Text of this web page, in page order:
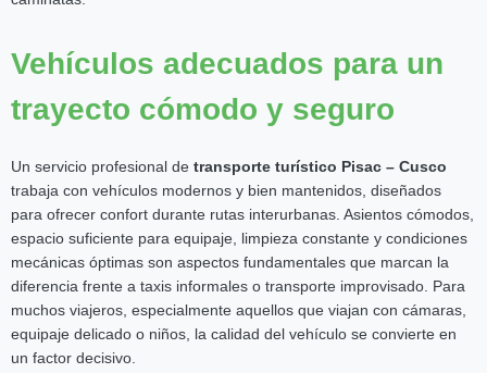
Vehículos adecuados para un
trayecto cómodo y seguro
Un servicio profesional de transporte turístico Pisac – Cusco
trabaja con vehículos modernos y bien mantenidos, diseñados
para ofrecer confort durante rutas interurbanas. Asientos cómodos,
espacio suficiente para equipaje, limpieza constante y condiciones
mecánicas óptimas son aspectos fundamentales que marcan la
diferencia frente a taxis informales o transporte improvisado. Para
muchos viajeros, especialmente aquellos que viajan con cámaras,
equipaje delicado o niños, la calidad del vehículo se convierte en
un factor decisivo.